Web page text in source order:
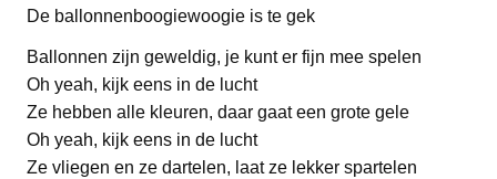
De ballonnenboogiewoogie is te gek
Ballonnen zijn geweldig, je kunt er fijn mee spelen
Oh yeah, kijk eens in de lucht
Ze hebben alle kleuren, daar gaat een grote gele
Oh yeah, kijk eens in de lucht
Ze vliegen en ze dartelen, laat ze lekker spartelen